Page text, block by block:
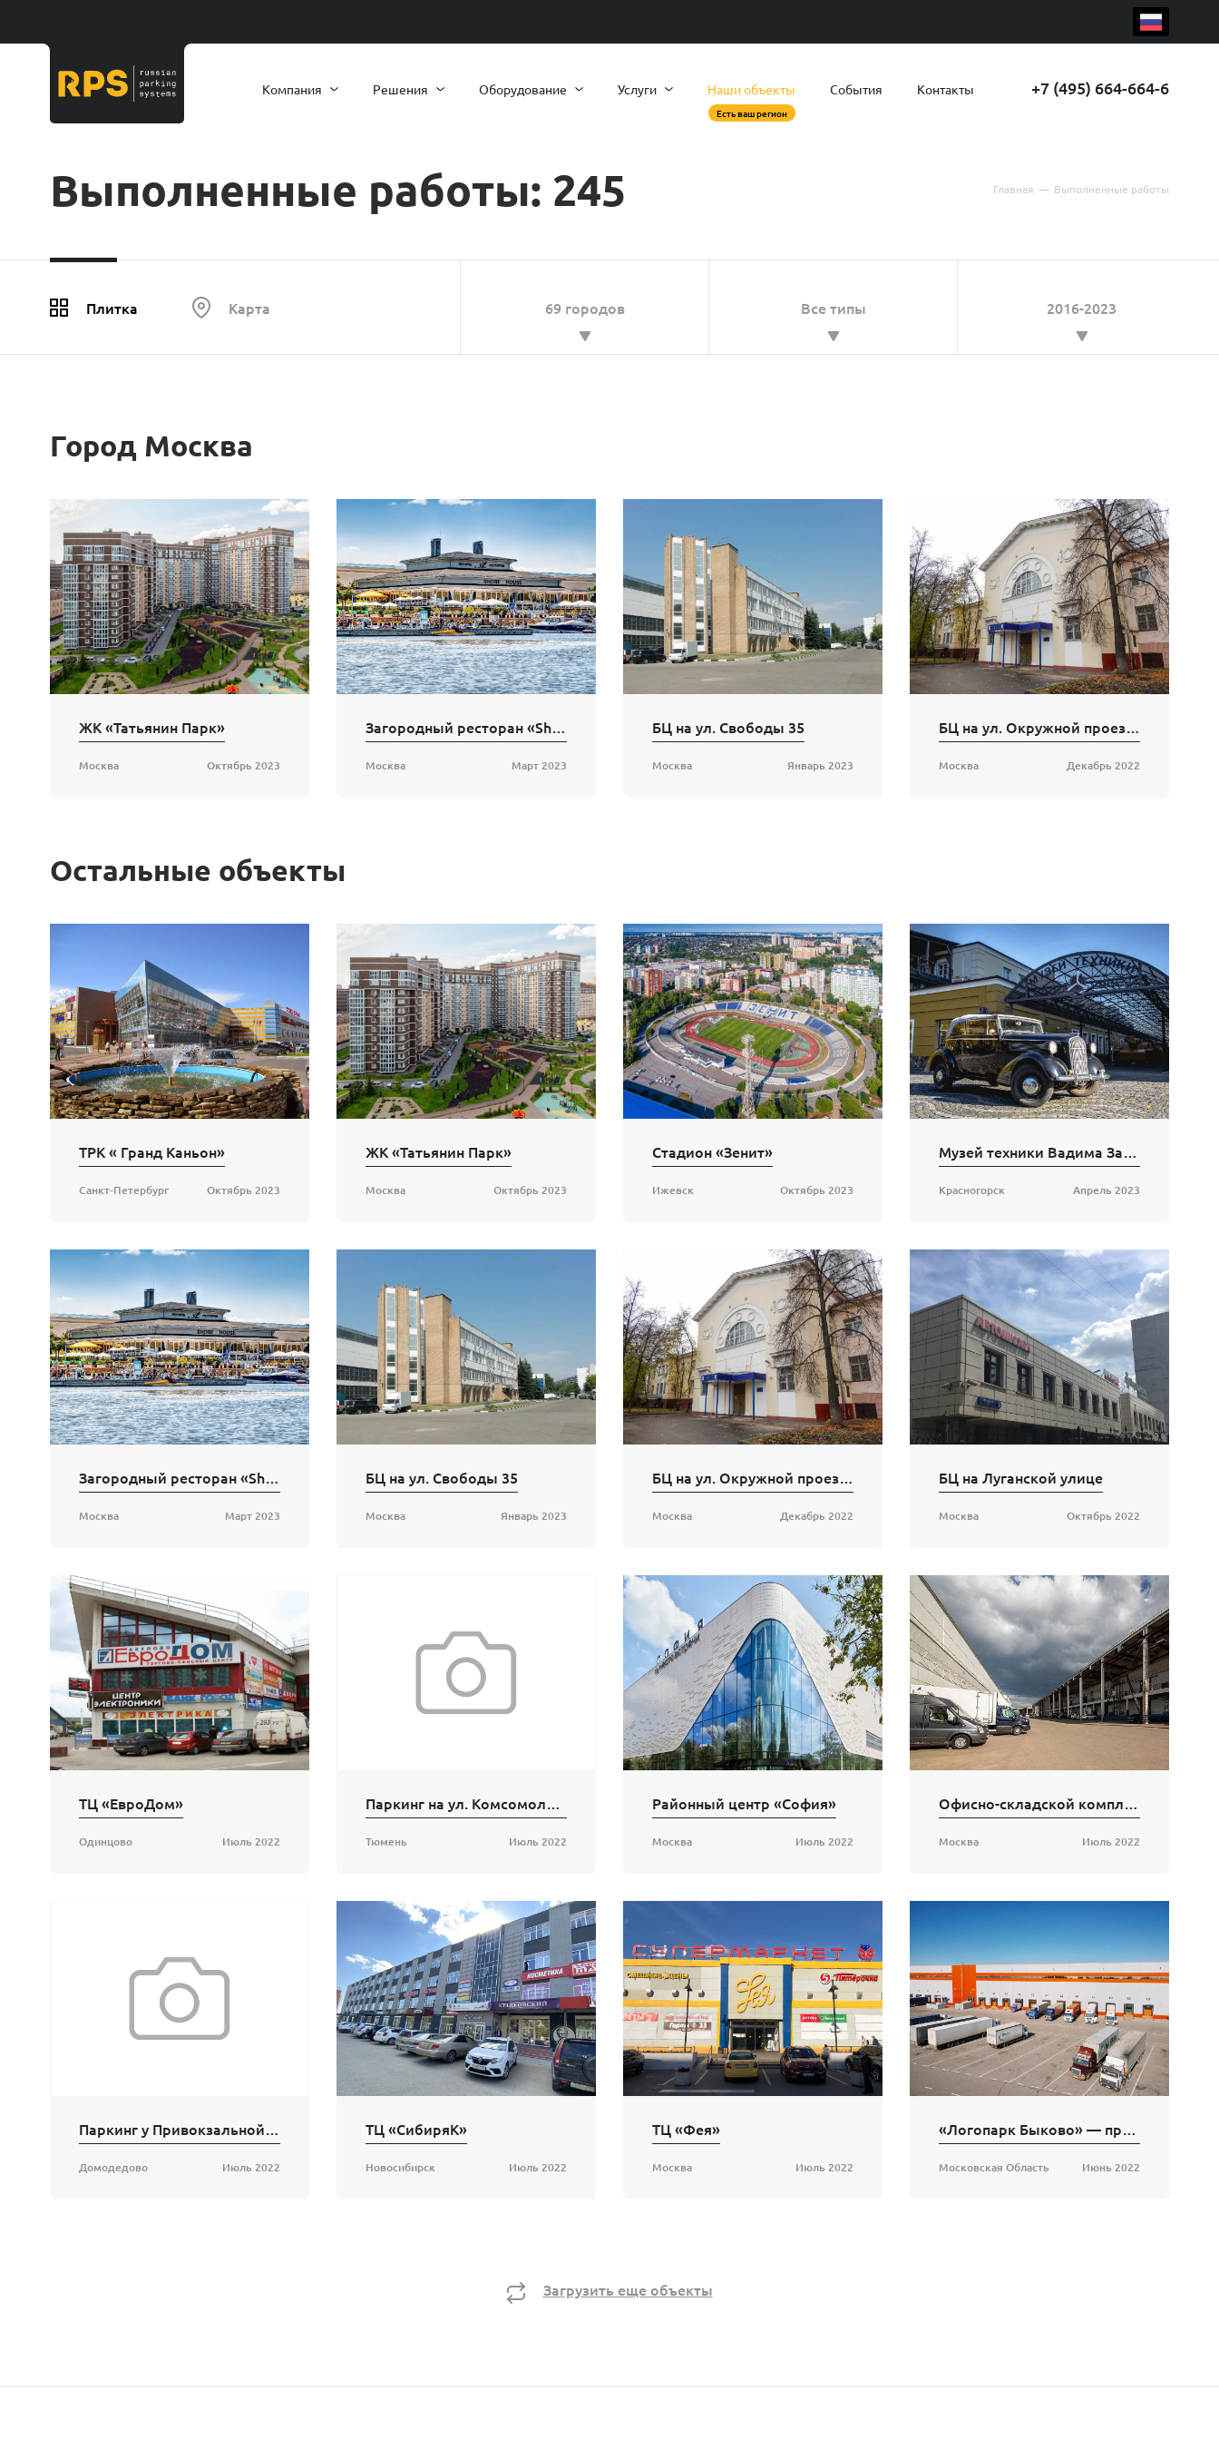
Компания Решения Оборудование Услуги Наши объекты
Есть ваш регион
События Контакты +7 (495) 664-664-6
Выполненные работы: 245 Главная — Выполненные работы
Плитка Карта 69 городов Все типы 2016-2023
Город Москва
ЖК «Татьянин Парк»
Москва Октябрь 2023
Загородный ресторан «Shore House»
Москва Март 2023
БЦ на ул. Свободы 35
Москва Январь 2023
БЦ на ул. Окружной проезд, 18
Москва Декабрь 2022
Остальные объекты
ТРК « Гранд Каньон»
Санкт-Петербург Октябрь 2023
ЖК «Татьянин Парк»
Москва Октябрь 2023
Стадион «Зенит»
Ижевск Октябрь 2023
Музей техники Вадима Задорожного
Красногорск Апрель 2023
Загородный ресторан «Shore House»
Москва Март 2023
БЦ на ул. Свободы 35
Москва Январь 2023
БЦ на ул. Окружной проезд, 18
Москва Декабрь 2022
БЦ на Луганской улице
Москва Октябрь 2022
ТЦ «ЕвроДом»
Одинцово Июль 2022
Паркинг на ул. Комсомольской
Тюмень Июль 2022
Районный центр «София»
Москва Июль 2022
Офисно-складской комплекс на Скотопрогонной
Москва Июль 2022
Паркинг у Привокзальной площади в г. Домодедово
Домодедово Июль 2022
ТЦ «СибиряК»
Новосибирск Июль 2022
ТЦ «Фея»
Москва Июль 2022
«Логопарк Быково» — производственно-складской комплекс
Московская Область Июнь 2022
Загрузить еще объекты